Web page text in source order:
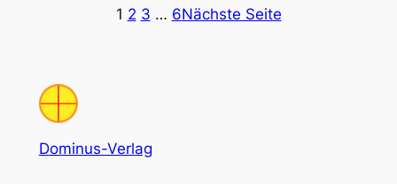
1 2 3 … 6Nächste Seite
Dominus-Verlag